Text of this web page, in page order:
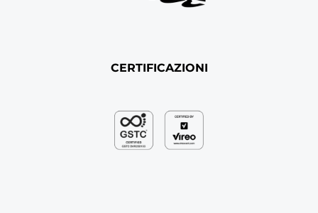
CERTIFICAZIONI